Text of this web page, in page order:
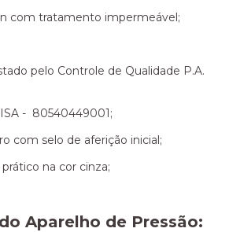
com tratamento impermeável;
pelo Controle de Qualidade P.A.
- 80540449001;
com selo de aferição inicial;
na cor cinza;
Aparelho de Pressão: